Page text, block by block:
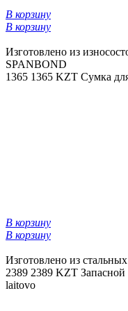
В корзину
В корзину
Изготовлено из
SPANBOND
1365 1365 KZT Сумка
В корзину
В корзину
Изготовлено из
2389 2389 KZT
laitovo